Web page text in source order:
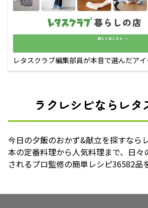
レタスクラブ編集部員が本音で選んだアイ
ラクレシピならレタ
今日の夕飯のおかず&献立を探すなら
本の定番料理から人気料理まで、日々
されるプロ監修の簡単レシピ36582品